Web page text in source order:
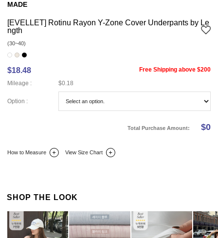
MADE
[EVELLET] Rotinu Rayon Y-Zone Cover Underpants by Le
ngth
(30~40)
$18.48
Free Shipping above $200
Mileage :
$0.18
Option :
Total Purchase Amount: $0
How to Measure View Size Chart
SHOP THE LOOK